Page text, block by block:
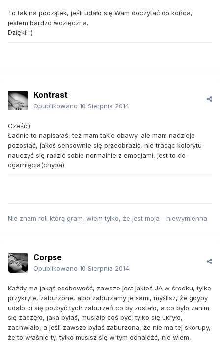
To tak na początek, jeśli udało się Wam doczytać do końca,
jestem bardzo wdzięczna.
Dzięki! :)
Kontrast
Opublikowano 10 Sierpnia 2014
Cześć:)
Ładnie to napisałaś, też mam takie obawy, ale mam nadzieje
pozostać, jakoś sensownie się przeobrazić, nie tracąc kolorytu
nauczyć się radzić sobie normalnie z emocjami, jest to do
ogarnięcia(chyba)
Nie znam roli którą gram, wiem tylko, że jest moja - niewymienna.
Corpse
Opublikowano 10 Sierpnia 2014
Każdy ma jakąś osobowość, zawsze jest jakieś JA w środku, tylko
przykryte, zaburzone, albo zaburzamy je sami, myślisz, że gdyby
udało ci się pozbyć tych zaburzeń co by zostało, a co było zanim
się zaczęło, jaka byłaś, musiało coś być, tylko się ukryło,
zachwiało, a jeśli zawsze byłaś zaburzona, że nie ma tej skorupy,
że to właśnie ty, tylko musisz się w tym odnaleźć, nie wiem,